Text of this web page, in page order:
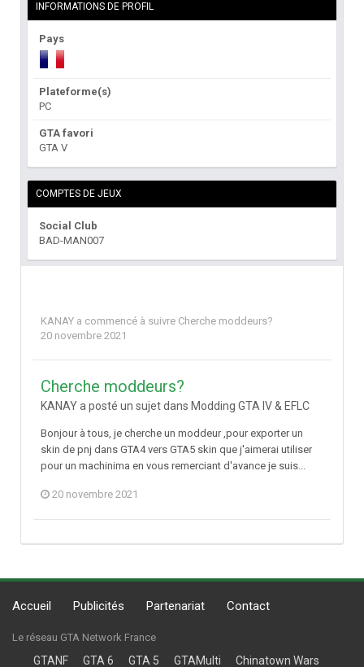
INFORMATIONS DE PROFIL
Pays
Plateforme(s)
PC
GTA favori
GTA V
COMPTES DE JEUX
Social Club
BAD-MAN007
KANAY a commencé à suivre Cherche moddeurs?
20 novembre 2021
Cherche moddeurs?
KANAY a posté un sujet dans Modding GTA IV & EFLC
Bonjour à tous, je cherche un moddeur ,pour exporter un
skin de pnj dans GTA4 vers GTA5 skin que j'aimerai utiliser
pour un machinima en vous remerciant d'avance je suis...
20 novembre 2021
Accueil Publicités Partenariat Contact
Le réseau GTA Network France
GTANF GTA 6 GTA 5 GTAMulti Chinatown Wars